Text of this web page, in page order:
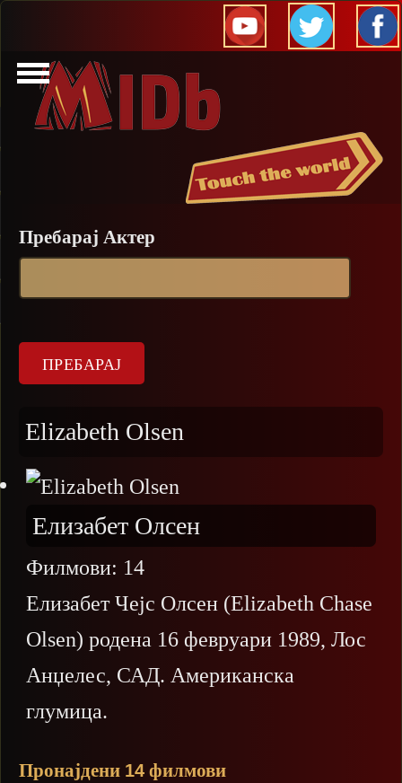
Прескокни
Пребарај Актер
Elizabeth Olsen
Елизабет Олсен
Филмови: 14
Елизабет Чејс Олсен (Elizabeth Chase
Olsen) родена 16 февруари 1989, Лос
Анџелес, САД. Американска
глумица.
Пронајдени 14 филмови